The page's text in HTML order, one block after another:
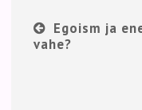
Egoism ja
vahe?